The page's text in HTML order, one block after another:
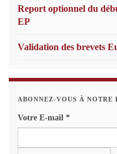
Report optionnel du
EP
Validation des brevets
ABONNEZ-VOUS À NOTRE
Votre E-mail *